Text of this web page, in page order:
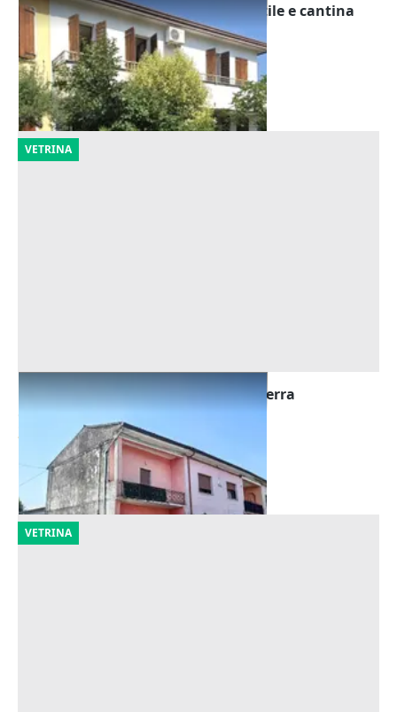
Asta Abitazione cielo terra con cortile e cantina
Montegrotto Terme (Padova)
Offerta minima
195.000 €
20/10/2026
VETRINA
Asta Locale commerciale al piano terra
Zevio (Verona)
25.792 €
29/09/2026
VETRINA